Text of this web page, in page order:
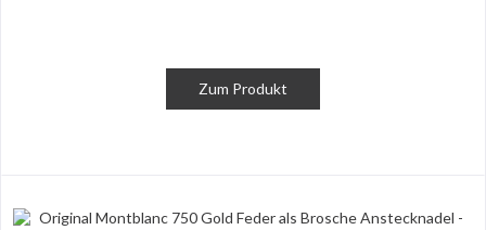
Zum Produkt